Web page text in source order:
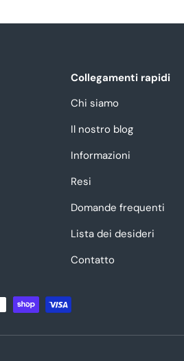
Collegamenti rapidi
Chi siamo
Il nostro blog
Informazioni
Resi
Domande frequenti
Lista dei desideri
Contatto